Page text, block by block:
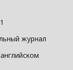
журнал